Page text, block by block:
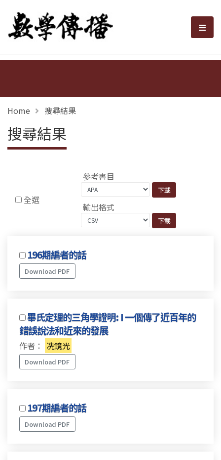
數學傳播 選
Home 搜尋結果
搜尋結果
全選
參考書目
輸出格式
196期編者的話
Download PDF
畢氏定理的三角學證明: I 一個傳了近百年的
錯誤說法和近來的發展
作者： 冼鏡光
Download PDF
197期編者的話
Download PDF